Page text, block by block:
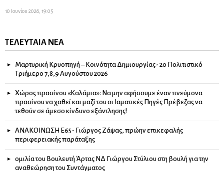
10 Ιουνίου 2026, 19:05
ΤΕΛΕΥΤΑΊΑ ΝΈΑ
Μαρτυρική Κρυοπηγή – Κοινότητα Δημιουργίας- 2ο Πολιτιστικό
Τριήμερο 7,8,9 Αυγούστου 2026
Χώρος πρασίνου «Καλάμια»: Να μην αφήσουμε έναν πνεύμονα
πρασίνου να χαθεί και μαζί του οι Ιαματικές Πηγές Πρέβεζας να
τεθούν σε άμεσο κίνδυνο εξάντλησης!
ΑΝΑΚΟΙΝΩΣΗ Ε65- Γιώργος Ζάψας, πρώην επικεφαλής
περιφερειακής παράταξης
ομιλία του Βουλευτή Άρτας ΝΔ Γιώργου Στύλιου στη βουλή για την
αναθεώρηση του Συντάγματος